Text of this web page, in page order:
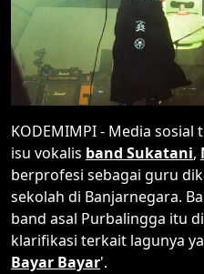
KODEMIMPI - Media
isu vokalis band Sukatani,
berprofesi sebagai guru
sekolah di Banjarnegara.
band asal Purbalingga itu
klarifikasi terkait lagunya
Bayar Bayar'.